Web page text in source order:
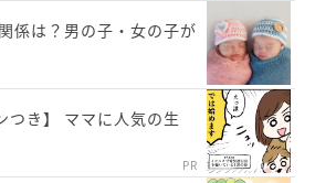
係は？男の子・女の子が
つき】 ママに人気の生
PR